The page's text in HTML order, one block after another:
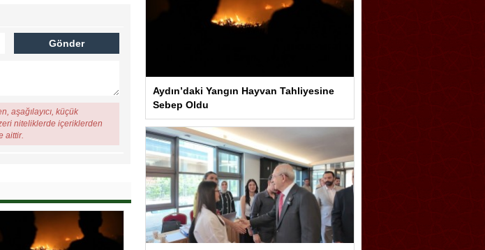
aşağılayıcı, küçük
niteliklerde içeriklerden
aittir.
Aydın’daki Yangın Hayvan Tahliyesine
Sebep Oldu